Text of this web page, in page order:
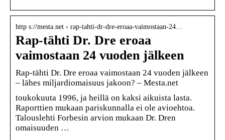
http s://mesta.net › rap-tahti-dr-dre-eroaa-vaimostaan-24…
Rap-tähti Dr. Dre eroaa
vaimostaan 24 vuoden jälkeen
Rap-tähti Dr. Dre eroaa vaimostaan 24 vuoden jälkeen
– lähes miljardiomaisuus jakoon? – Mesta.net
toukokuuta 1996, ja heillä on kaksi aikuista lasta.
Raporttien mukaan pariskunnalla ei ole avioehtoa.
Talouslehti Forbesin arvion mukaan Dr. Dren
omaisuuden …